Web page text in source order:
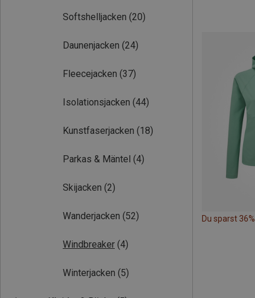
Softshelljacken (20)
Daunenjacken (24)
Fleecejacken (37)
Isolationsjacken (44)
Kunstfaserjacken (18)
Parkas & Mäntel (4)
Skijacken (2)
Wanderjacken (52)
Windbreaker (4)
Winterjacken (5)
Du sparst 36%